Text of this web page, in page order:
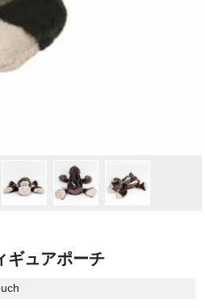
ギュアポーチ